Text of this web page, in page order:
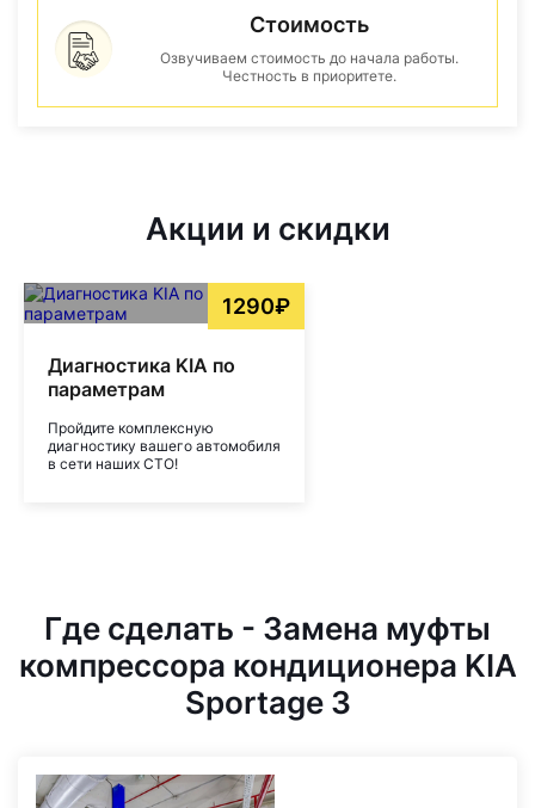
Стоимость
Озвучиваем стоимость до начала работы.
Честность в приоритете.
Акции и скидки
1290₽
Диагностика KIA по
параметрам
Пройдите комплексную
диагностику вашего автомобиля
в сети наших СТО!
Где сделать - Замена муфты
компрессора кондиционера KIA
Sportage 3